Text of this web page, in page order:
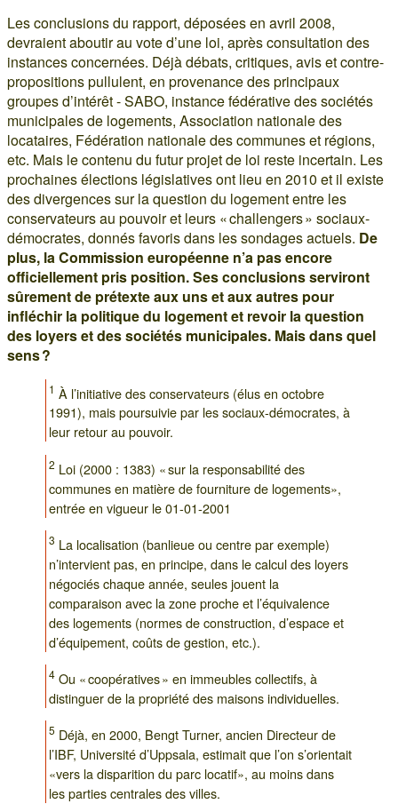
Les conclusions du rapport, déposées en avril 2008,
devraient aboutir au vote d’une loi, après consultation des
instances concernées. Déjà débats, critiques, avis et contre-
propositions pullulent, en provenance des principaux
groupes d’intérêt - SABO, instance fédérative des sociétés
municipales de logements, Association nationale des
locataires, Fédération nationale des communes et régions,
etc. Mais le contenu du futur projet de loi reste incertain. Les
prochaines élections législatives ont lieu en 2010 et il existe
des divergences sur la question du logement entre les
conservateurs au pouvoir et leurs « challengers » sociaux-
démocrates, donnés favoris dans les sondages actuels. De
plus, la Commission européenne n’a pas encore
officiellement pris position. Ses conclusions serviront
sûrement de prétexte aux uns et aux autres pour
infléchir la politique du logement et revoir la question
des loyers et des sociétés municipales. Mais dans quel
sens ?
1 À l’initiative des conservateurs (élus en octobre
1991), mais poursuivie par les sociaux-démocrates, à
leur retour au pouvoir.
2 Loi (2000 : 1383) « sur la responsabilité des
communes en matière de fourniture de logements»,
entrée en vigueur le 01-01-2001
3 La localisation (banlieue ou centre par exemple)
n’intervient pas, en principe, dans le calcul des loyers
négociés chaque année, seules jouent la
comparaison avec la zone proche et l’équivalence
des logements (normes de construction, d’espace et
d’équipement, coûts de gestion, etc.).
4 Ou « coopératives » en immeubles collectifs, à
distinguer de la propriété des maisons individuelles.
5 Déjà, en 2000, Bengt Turner, ancien Directeur de
l’IBF, Université d’Uppsala, estimait que l’on s’orientait
«vers la disparition du parc locatif», au moins dans
les parties centrales des villes.